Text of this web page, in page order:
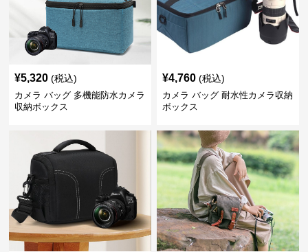
¥5,320 (税込)
カメラ バッグ 多機能防水カメラ
収納ボックス
¥4,760 (税込)
カメラ バッグ 耐水性カメラ収納
ボックス